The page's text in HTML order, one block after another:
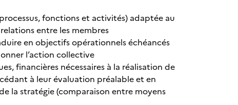
fonctions et activités) adaptée au
entre les membres
en objectifs opérationnels échéancés
l’action collective
financières nécessaires à la réalisation de
à leur évaluation préalable et en
la stratégie (comparaison entre moyens